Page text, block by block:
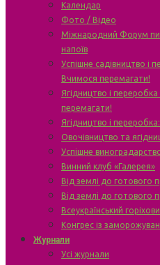
Календар
Фото / Відео
Міжнародний Форум
напоїв
Успішне садівництво і
Вчимося перемагати!
Ягідництво і
перемагати!
Ягідництво і переробка:
Овочівництво та
Успішне
Винний клуб «Галерея»
Від землі до готового
Від землі до готового
Всеукраїнський
Конгрес із
Журнали
Усі журнали